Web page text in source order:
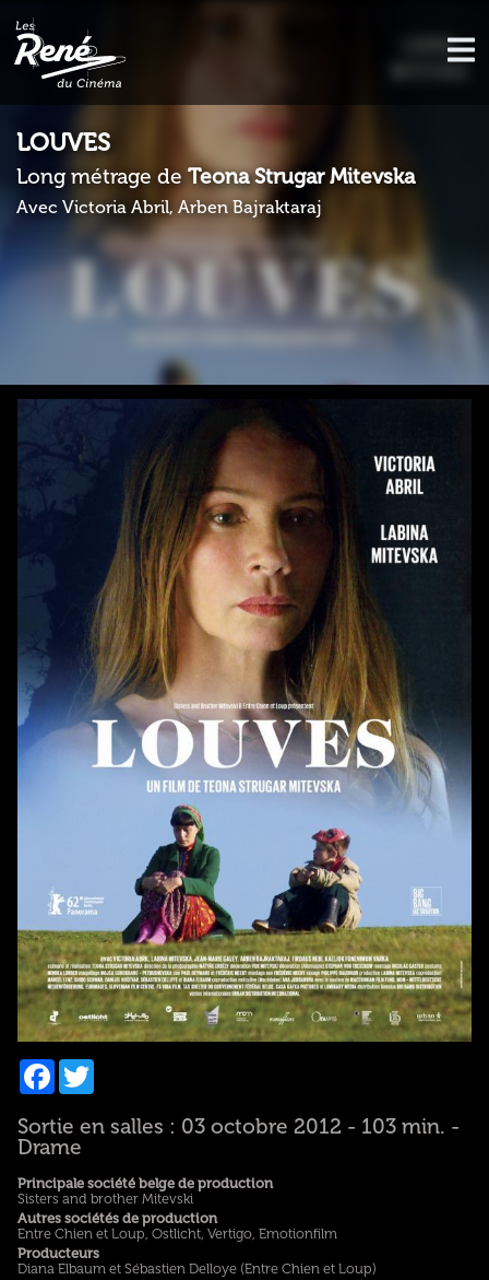
LOUVES
Long métrage de Teona Strugar Mitevska
Avec Victoria Abril, Arben Bajraktaraj
Facebook
Twitter
Sortie en salles : 03 octobre 2012 - 103 min. -
Drame
Principale société belge de production
Sisters and brother Mitevski
Autres sociétés de production
Entre Chien et Loup, Ostlicht, Vertigo, Emotionfilm
Producteurs
Diana Elbaum et Sébastien Delloye (Entre Chien et Loup)